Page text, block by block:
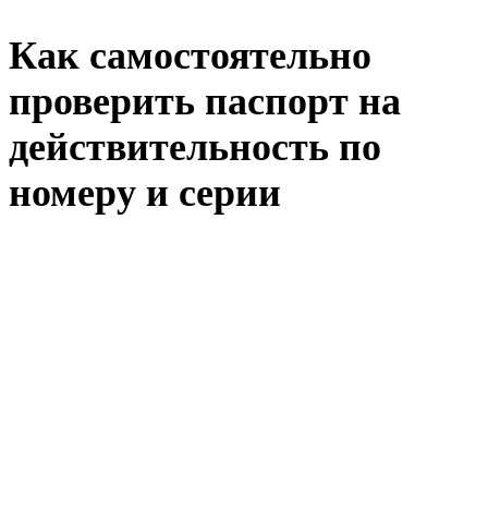
Как самостоятельно
проверить паспорт на
действительность по
номеру и серии